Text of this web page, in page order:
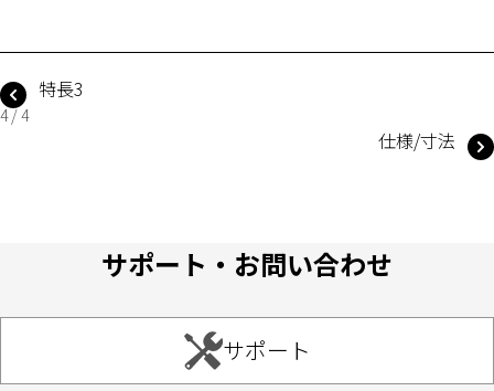
特長3
4 / 4
仕様/寸法
サポート・お問い合わせ
サポート